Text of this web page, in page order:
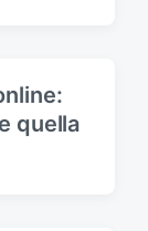
quella